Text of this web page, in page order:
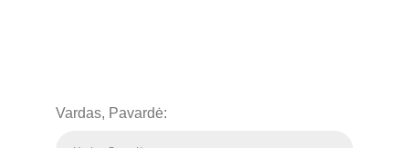
Vardas, Pavardė: